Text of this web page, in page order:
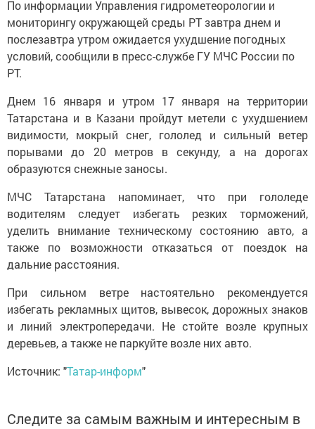
По информации Управления гидрометеорологии и
мониторингу окружающей среды РТ завтра днем и
послезавтра утром ожидается ухудшение погодных
условий, сообщили в пресс-службе ГУ МЧС России по
РТ.
Днем 16 января и утром 17 января на территории
Татарстана и в Казани пройдут метели с ухудшением
видимости, мокрый снег, гололед и сильный ветер
порывами до 20 метров в секунду, а на дорогах
образуются снежные заносы.
МЧС Татарстана напоминает, что при гололеде
водителям следует избегать резких торможений,
уделить внимание техническому состоянию авто, а
также по возможности отказаться от поездок на
дальние расстояния.
При сильном ветре настоятельно рекомендуется
избегать рекламных щитов, вывесок, дорожных знаков
и линий электропередачи. Не стойте возле крупных
деревьев, а также не паркуйте возле них авто.
Источник: "Татар-информ"
Следите за самым важным и интересным в